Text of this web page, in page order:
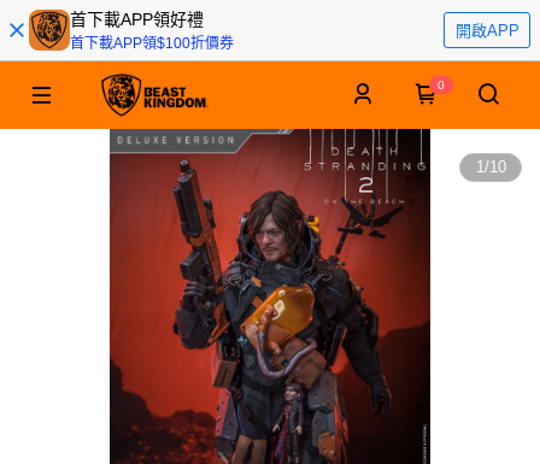
首下載APP領好禮
首下載APP領$100折價券
開啟APP
0
1/10